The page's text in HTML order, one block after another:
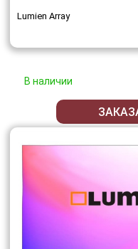
Lumien Array
В наличии